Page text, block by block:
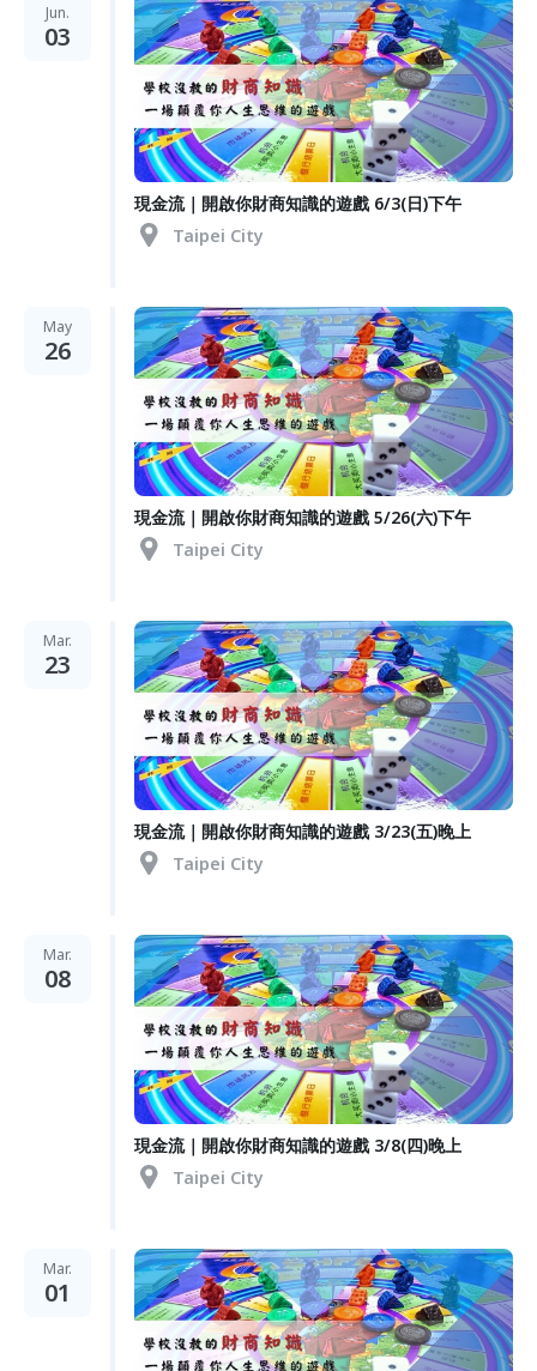
Jun.
03
現金流｜開啟你財商知識的遊戲 6/3(日)下午
Taipei City
May
26
現金流｜開啟你財商知識的遊戲 5/26(六)下午
Taipei City
Mar.
23
現金流｜開啟你財商知識的遊戲 3/23(五)晚上
Taipei City
Mar.
08
現金流｜開啟你財商知識的遊戲 3/8(四)晚上
Taipei City
Mar.
01